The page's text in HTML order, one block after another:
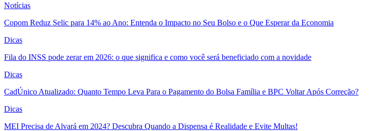
Notícias
Copom Reduz Selic para 14% ao Ano: Entenda o Impacto no Seu Bolso e o Que Esperar da Economia
Dicas
Fila do INSS pode zerar em 2026: o que significa e como você será beneficiado com a novidade
Dicas
CadÚnico Atualizado: Quanto Tempo Leva Para o Pagamento do Bolsa Família e BPC Voltar Após Correção?
Dicas
MEI Precisa de Alvará em 2024? Descubra Quando a Dispensa é Realidade e Evite Multas!